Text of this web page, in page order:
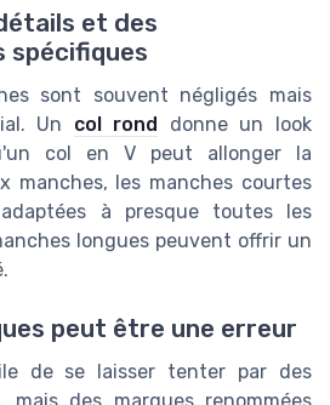
et des
sont souvent négligés mais
Un col rond donne un look
col en V peut allonger la
manches, les manches courtes
à presque toutes les
longues peuvent offrir un
peut être une erreur
de se laisser tenter par des